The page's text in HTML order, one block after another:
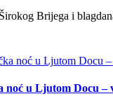
Brijega i
noć u Ljutom Docu